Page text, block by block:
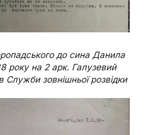
до сина Данила
року на 2 арк. Галузевий
Служби зовнішньої розвідки